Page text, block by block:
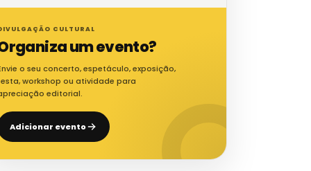
CULTURAL
um evento?
o seu concerto, espetáculo, exposição,
workshop ou atividade para
editorial.
Adicionar evento